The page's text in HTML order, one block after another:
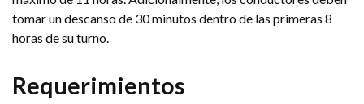
tomar un descanso de 30 minutos dentro de las primeras 8
horas de su turno.
Requerimientos